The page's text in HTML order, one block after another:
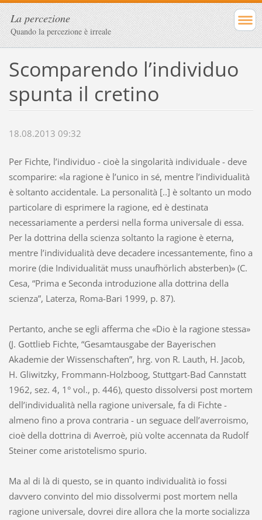
La percezione
Quando la percezione è irreale
Scomparendo l’individuo
spunta il cretino
18.08.2013 09:32
Per Fichte, l’individuo - cioè la singolarità individuale - deve
scomparire: «la ragione è l’unico in sé, mentre l’individualità
è soltanto accidentale. La personalità [..] è soltanto un modo
particolare di esprimere la ragione, ed è destinata
necessariamente a perdersi nella forma universale di essa.
Per la dottrina della scienza soltanto la ragione è eterna,
mentre l’individualità deve decadere incessantemente, fino a
morire (die Individualität muss unaufhörlich absterben)» (C.
Cesa, “Prima e Seconda introduzione alla dottrina della
scienza”, Laterza, Roma-Bari 1999, p. 87).
Pertanto, anche se egli afferma che «Dio è la ragione stessa»
(J. Gottlieb Fichte, “Gesamtausgabe der Bayerischen
Akademie der Wissenschaften”, hrg. von R. Lauth, H. Jacob,
H. Gliwitzky, Frommann-Holzboog, Stuttgart-Bad Cannstatt
1962, sez. 4, 1° vol., p. 446), questo dissolversi post mortem
dell’individualità nella ragione universale, fa di Fichte -
almeno fino a prova contraria - un seguace dell’averroismo,
cioè della dottrina di Averroè, più volte accennata da Rudolf
Steiner come aristotelismo spurio.
Ma al di là di questo, se in quanto individualità io fossi
davvero convinto del mio dissolvermi post mortem nella
ragione universale, dovrei dire allora che la morte socializza